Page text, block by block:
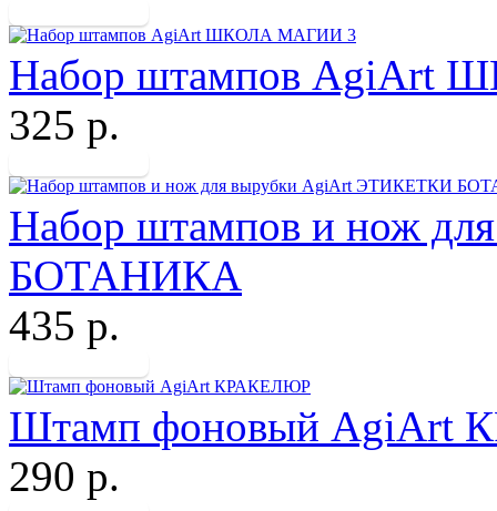
Набор штампов AgiArt
325 р.
Набор штампов и нож
БОТАНИКА
435 р.
Штамп фоновый AgiArt
290 р.